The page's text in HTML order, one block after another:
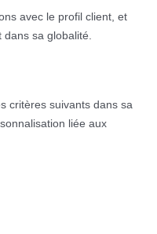
avec le profil client, et
sa globalité.
critères suivants dans sa
liée aux